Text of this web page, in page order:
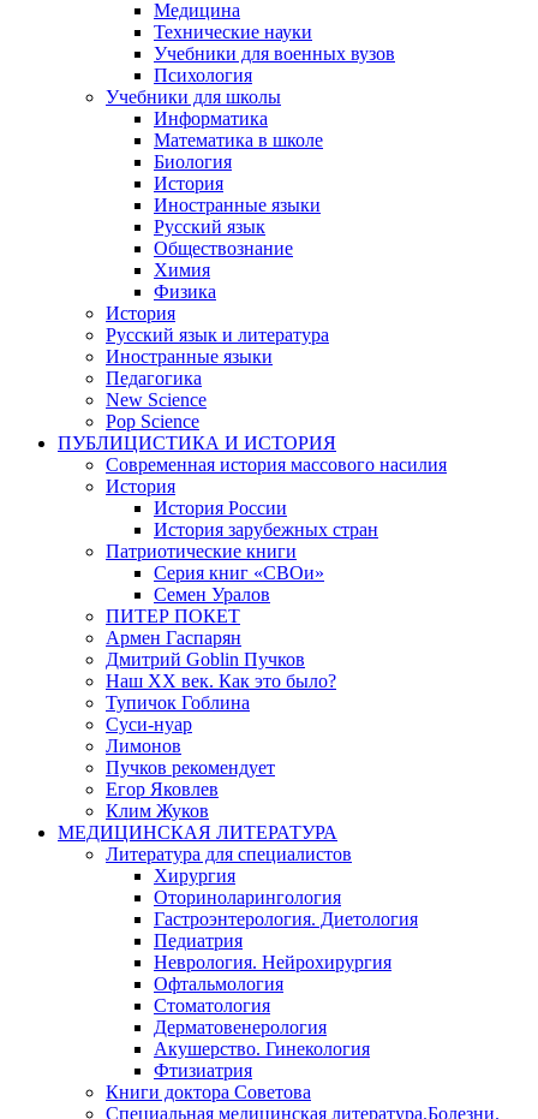
Медицина
Технические науки
Учебники для военных вузов
Психология
Учебники для школы
Информатика
Математика в школе
Биология
История
Иностранные языки
Русский язык
Обществознание
Химия
Физика
История
Русский язык и литература
Иностранные языки
Педагогика
New Science
Pop Science
ПУБЛИЦИСТИКА И ИСТОРИЯ
Современная история массового насилия
История
История России
История зарубежных стран
Патриотические книги
Серия книг «СВОи»
Семен Уралов
ПИТЕР ПОКЕТ
Армен Гаспарян
Дмитрий Goblin Пучков
Наш XX век. Как это было?
Тупичок Гоблина
Суси-нуар
Лимонов
Пучков рекомендует
Егор Яковлев
Клим Жуков
МЕДИЦИНСКАЯ ЛИТЕРАТУРА
Литература для специалистов
Хирургия
Оториноларингология
Гастроэнтерология. Диетология
Педиатрия
Неврология. Нейрохирургия
Офтальмология
Стоматология
Дерматовенерология
Акушерство. Гинекология
Фтизиатрия
Книги доктора Советова
Специальная медицинская литература.Болезни.